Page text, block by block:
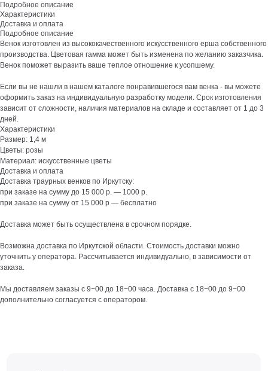
Подробное описание
Характеристики
Доставка и оплата
Подробное описание
Венок изготовлен из высококачественного искусственного ерша собственного
производства. Цветовая гамма может быть изменена по желанию заказчика.
Венок поможет выразить ваше теплое отношение к усопшему.
Если вы не нашли в нашем каталоге понравившегося вам венка - вы можете
оформить заказ на индивидуальную разработку модели. Срок изготовления
зависит от сложности, наличия материалов на складе и составляет от 1 до 3
дней.
Характеристики
Размер: 1,4 м
Цветы: розы
Материал: искусственные цветы
Доставка и оплата
Доставка траурных венков по Иркутску:
при заказе на сумму до 15 000 р. — 1000 р.
при заказе на сумму от 15 000 р — бесплатно
Доставка может быть осуществлена в срочном порядке.
Возможна доставка по Иркутской области. Стоимость доставки можно
уточнить у оператора. Рассчитывается индивидуально, в зависимости от
заказа.
Мы доставляем заказы с 9−00 до 18−00 часа. Доставка с 18−00 до 9−00
дополнительно согласуется с оператором.